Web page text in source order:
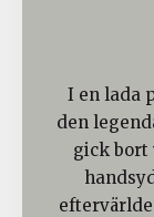
I en lada
den
gick bort